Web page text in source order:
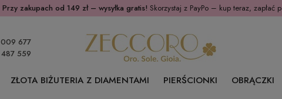
Przy zakupach od 149 zł – wysyłka gratis! Skorzystaj z PayPo – kup teraz, zapłać
677
559
ZŁOTA BIŻUTERIA Z DIAMENTAMI PIERŚCIONKI
OBRĄCZKI